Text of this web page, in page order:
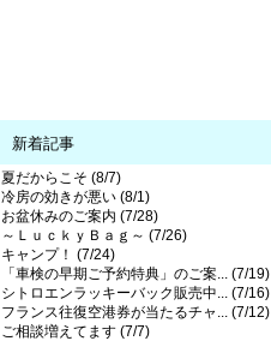
新着記事
夏だからこそ (8/7)
冷房の効きが悪い (8/1)
お盆休みのご案内 (7/28)
～ＬｕｃｋｙＢａｇ～ (7/26)
キャンプ！ (7/24)
「車検の早期ご予約特典」のご案... (7/19)
シトロエンラッキーバック販売中... (7/16)
フランス往復空港券が当たるチャ... (7/12)
ご相談増えてます (7/7)